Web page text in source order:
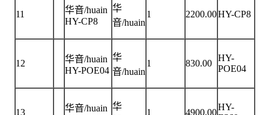
11
华音/huain
HY-CP8
华
音/huain
1 2200.00HY-CP8
12
华音/huain
HY-POE04
华
音/huain
1 830.00
HY-
POE04
13
华音/huain 华
1 4900.00
HY-